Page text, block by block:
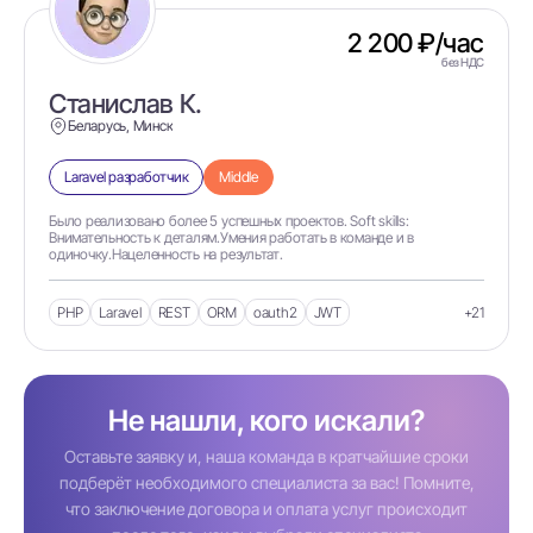
1С:ДО
1С:Документооборот
1С:Документооборот (ДО)
1С:ЕРП УХ
Персоналом
1С:Зарплата и управление персоналом
(ЗУП)
1С:ЗУП 2.5
1С:ЗУП 8 для Беларуси
1С:КА 2.4
1С:КАД
Станислав К.
Беларусь, Минск
2 200 ₽/час
без НДС
Laravel разработчик Middle
Было реализовано более 5 успешных проектов. Soft skills:
Внимательность к деталям.Умения работать в команде и в
одиночку.Нацеленность на результат.
PHP Laravel REST ORM oauth2 JWT +21
Не нашли, кого искали?
Оставьте заявку и, наша команда в кратчайшие сроки
подберёт необходимого специалиста за вас! Помните,
что заключение договора и оплата услуг происходит